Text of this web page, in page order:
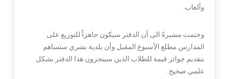
وألعاب.
وختمت مشيرةً الى أن الدفتر سيكون جاهزاً للتوزيع على
المدارس مطلع الأسبوع المقبل وأن بلدية بشري ستساهم
بتقديم جوائز قيمة للطلاب الذين سينجزون هذا الدفتر بشكل
علمي صحيح.